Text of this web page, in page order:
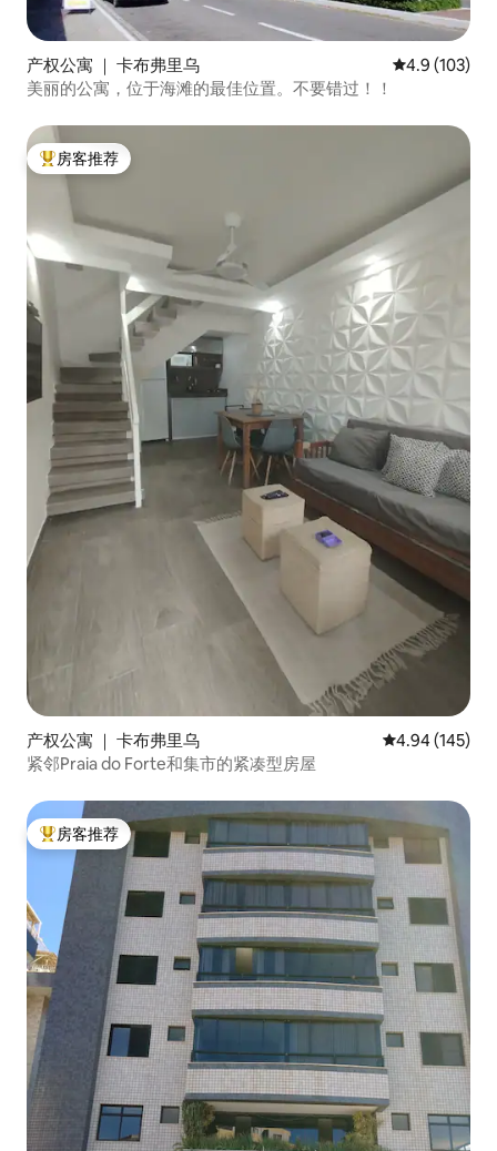
产权公寓 ｜ 卡布弗里乌 平均评分 4.9
4.9 (103)
美丽的公寓，位于海滩的最佳位置。不要错过！！
热门「房客推荐」
房客推荐
产权公寓 ｜ 卡布弗里乌 平均评分 4.94
4.94 (145)
紧邻Praia do Forte和集市的紧凑型房屋
热门「房客推荐」
房客推荐